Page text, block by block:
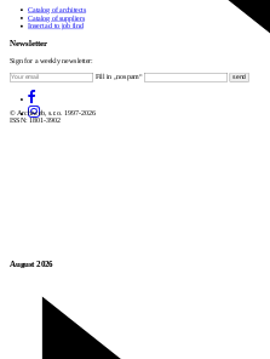
August 2026
Catalog of architects
Catalog of suppliers
Insert ad to job find
Newsletter
Sign for a weekly newsletter:
Fill in „nospam“
© Archiweb, s.r.o. 1997-2026
ISSN: 1801-3902